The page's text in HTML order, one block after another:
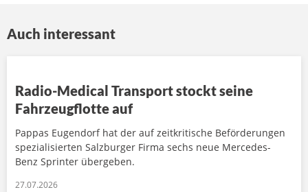
Auch interessant
Radio-Medical Transport stockt seine
Fahrzeugflotte auf
Pappas Eugendorf hat der auf zeitkritische Beförderungen
spezialisierten Salzburger Firma sechs neue Mercedes-
Benz Sprinter übergeben.
27.07.2026